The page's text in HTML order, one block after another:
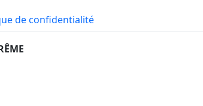
de confidentialité